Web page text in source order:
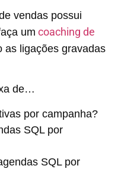
vendas possui
um coaching de
as ligações gravadas
de…
por campanha?
SQL por
SQL por